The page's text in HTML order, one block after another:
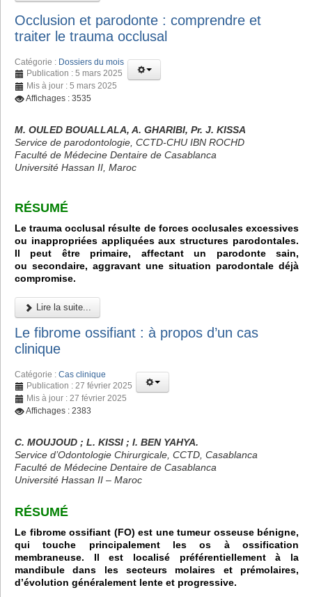
Occlusion et parodonte : comprendre et
traiter le trauma occlusal
Catégorie : Dossiers du mois
Publication : 5 mars 2025
Mis à jour : 5 mars 2025
Affichages : 3535
M. OULED BOUALLALA, A. GHARIBI, Pr. J. KISSA
Service de parodontologie, CCTD-CHU IBN ROCHD
Faculté de Médecine Dentaire de Casablanca
Université Hassan II, Maroc
RÉSUMÉ
Le trauma occlusal résulte de forces occlusales excessives
ou inappropriées appliquées aux structures parodontales.
Il peut être primaire, affectant un parodonte sain,
ou secondaire, aggravant une situation parodontale déjà
compromise.
Lire la suite...
Le fibrome ossifiant : à propos d’un cas
clinique
Catégorie : Cas clinique
Publication : 27 février 2025
Mis à jour : 27 février 2025
Affichages : 2383
C. MOUJOUD ; L. KISSI ; I. BEN YAHYA.
Service d’Odontologie Chirurgicale, CCTD, Casablanca
Faculté de Médecine Dentaire de Casablanca
Université Hassan II – Maroc
RÉSUMÉ
Le fibrome ossifiant (FO) est une tumeur osseuse bénigne,
qui touche principalement les os à ossification
membraneuse. Il est localisé préférentiellement à la
mandibule dans les secteurs molaires et prémolaires,
d’évolution généralement lente et progressive.